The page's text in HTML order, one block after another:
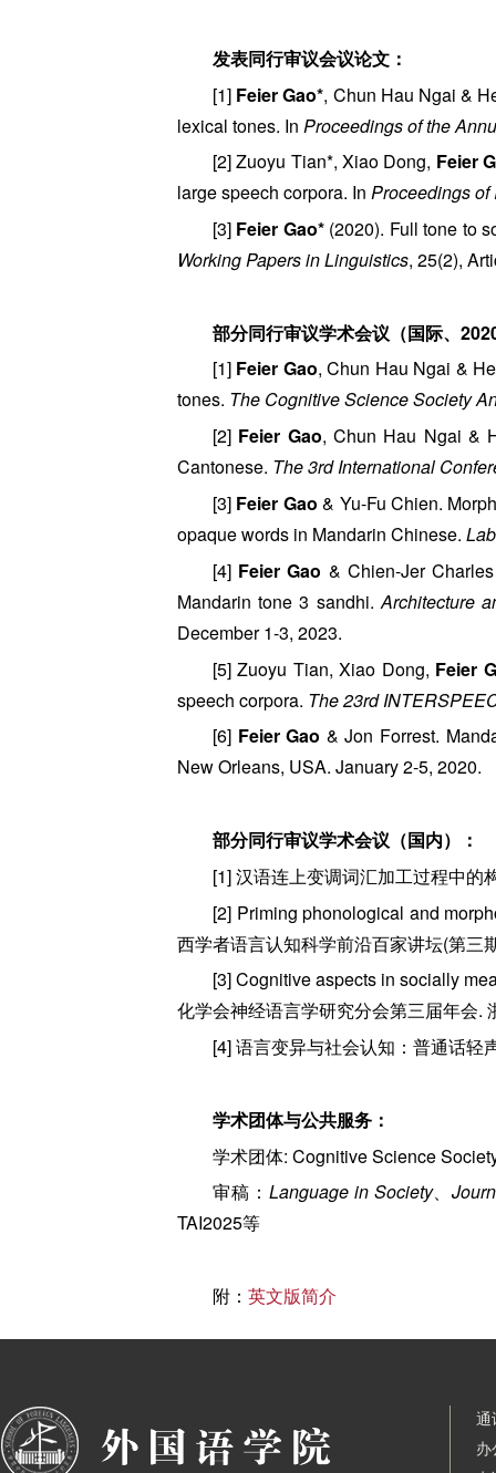
发表同行审议会议论文：
[1] Feier Gao*, Chun Hau Ngai &
lexical tones. In Proceedings of the
[2] Zuoyu Tian*, Xiao Dong, Feier
large speech corpora. In Proceedings of
[3] Feier Gao*(2020). Full tone to
Working Papers in Linguistics, 25(2),
部分同行审议学术会议（国际、
[1] Feier Gao, Chun Hau Ngai &
tones. The Cognitive Science Society
[2] Feier Gao, Chun Hau Ngai &
Cantonese. The 3rd International
[3] Feier Gao & Yu-Fu Chien.
opaque words in Mandarin Chinese.
[4] Feier Gao & Chien-Jer
Mandarin tone 3 sandhi.Architecture
December 1-3, 2023.
[5] Zuoyu Tian, Xiao Dong, Feier
speech corpora. The 23rd
[6] Feier Gao & Jon Forrest.
New Orleans, USA. January 2-5, 2020.
部分同行审议学术会议（国内）：
[1] 汉语连上变调词汇加工过程中的
[2] Priming phonological and
西学者语言认知科学前沿百家讲坛(第
[3] Cognitive aspects in socially
化学会神经语言学研究分会第三届年会.
[4] 语言变异与社会认知：普通话轻
学术团体与公共服务：
学术团体: Cognitive Science
审稿： Language in Society、
TAI2025等
附： 英文版简介
通